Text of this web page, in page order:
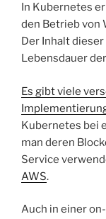
In Kubernetes
den Betrieb von
Der Inhalt
Lebensdauer
Es gibt viele
Kubernetes bei
man deren
Service
AWS.
Auch in einer